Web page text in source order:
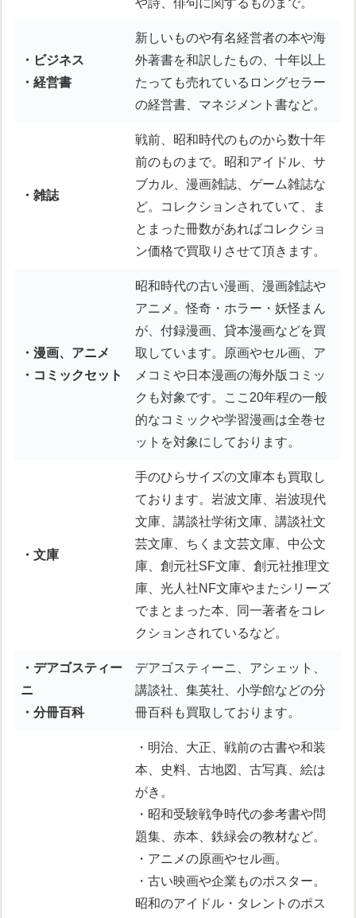
や詩、俳句に関するものまで。
・ビジネス
・経営書
新しいものや有名経営者の本や海
外著書を和訳したもの、十年以上
たっても売れているロングセラー
の経営書、マネジメント書など。
・雑誌
戦前、昭和時代のものから数十年
前のものまで。昭和アイドル、サ
ブカル、漫画雑誌、ゲーム雑誌な
ど。コレクションされていて、ま
とまった冊数があればコレクショ
ン価格で買取りさせて頂きます。
・漫画、アニメ
・コミックセット
昭和時代の古い漫画、漫画雑誌や
アニメ。怪奇・ホラー・妖怪まん
が、付録漫画、貸本漫画などを買
取しています。原画やセル画、ア
メコミや日本漫画の海外版コミッ
クも対象です。ここ20年程の一般
的なコミックや学習漫画は全巻セ
ットを対象にしております。
・文庫
手のひらサイズの文庫本も買取し
ております。岩波文庫、岩波現代
文庫、講談社学術文庫、講談社文
芸文庫、ちくま文芸文庫、中公文
庫、創元社SF文庫、創元社推理文
庫、光人社NF文庫やまたシリーズ
でまとまった本、同一著者をコレ
クションされているなど。
・デアゴスティー
ニ
・分冊百科
デアゴスティーニ、アシェット、
講談社、集英社、小学館などの分
冊百科も買取しております。
・明治、大正、戦前の古書や和装
本、史料、古地図、古写真、絵は
がき。
・昭和受験戦争時代の参考書や問
題集、赤本、鉄緑会の教材など。
・アニメの原画やセル画。
・古い映画や企業ものポスター。
昭和のアイドル・タレントのポス